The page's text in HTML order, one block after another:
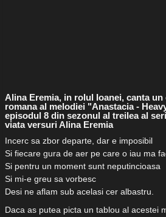
Alina Eremia, in rolul Ioanei, canta
romana al melodiei "Anastacia -
episodul 8 din sezonul al treilea al
viata versuri Alina Eremia
Incerc sa zbor departe, dar e imposibil
Si fiecare gura de aer pe care o iau ma
Si pentru un moment sunt neputincioasa
Si mi-e greu sa vorbesc
Desi ne aflam sub acelasi cer albastru.
Daca as putea picta un tablou al acestei